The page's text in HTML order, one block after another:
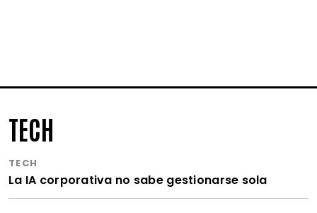
TECH
TECH
La IA corporativa no sabe gestionarse sola